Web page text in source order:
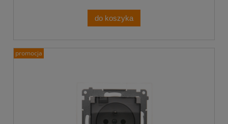
do koszyka
promocja